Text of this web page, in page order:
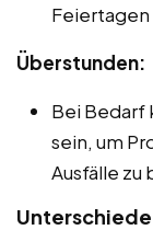
Überstunden:
Bei Bedarf
sein, um
Ausfälle zu